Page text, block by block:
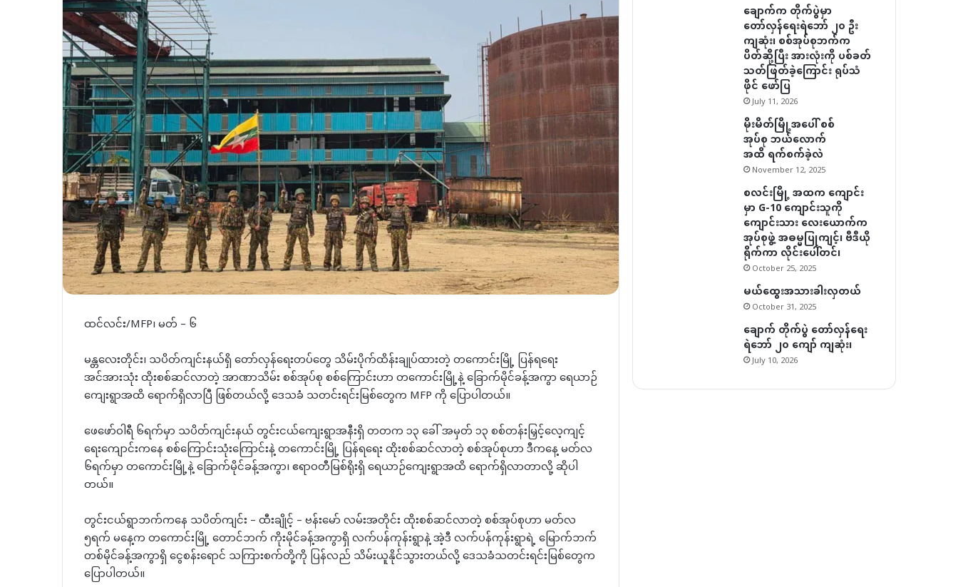
ထင်လင်း/MFP၊ မတ် – ၆
မန္တလေးတိုင်း၊ သပိတ်ကျင်းနယ်ရှိ တော်လှန်ရေးတပ်တွေ သိမ်းပိုက်ထိန်းချုပ်ထားတဲ့ တကောင်းမြို့ ပြန်ရရေး
အင်အားသုံး ထိုးစစ်ဆင်လာတဲ့ အာဏာသိမ်း စစ်အုပ်စု စစ်ကြောင်းဟာ တကောင်းမြို့နဲ့ ခြောက်မိုင်ခန့်အကွာ ရေယာဉ်
ကျေးရွာအထိ ရောက်ရှိလာပြီ ဖြစ်တယ်လို့ ဒေသခံ သတင်းရင်းမြစ်တွေက MFP ကို ပြောပါတယ်။
ဖေဖော်ဝါရီ ၆ရက်မှာ သပိတ်ကျင်းနယ် တွင်းငယ်ကျေးရွာအနီးရှိ တတက ၁၃ ခေါ် အမှတ် ၁၃ စစ်တန်းမြှင့်လေ့ကျင့်
ရေးကျောင်းကနေ စစ်ကြောင်းသုံးကြောင်းနဲ့ တကောင်းမြို့ ပြန်ရရေး ထိုးစစ်ဆင်လာတဲ့ စစ်အုပ်စုဟာ ဒီကနေ့ မတ်လ
၆ရက်မှာ တကောင်းမြို့နဲ့ ခြောက်မိုင်ခန့်အကွာ၊ ဧရာဝတီမြစ်ရိုးရှိ ရေယာဉ်ကျေးရွာအထိ ရောက်ရှိလာတာလို့ ဆိုပါ
တယ်။
တွင်းငယ်ရွာဘက်ကနေ သပိတ်ကျင်း – ထီးချိုင့် – ဗန်းမော် လမ်းအတိုင်း ထိုးစစ်ဆင်လာတဲ့ စစ်အုပ်စုဟာ မတ်လ
၅ရက် မနေ့က တကောင်းမြို့ တောင်ဘက် ကိုးမိုင်ခန့်အကွာရှိ လက်ပန်ကုန်းရွာနဲ့ အဲ့ဒီ လက်ပန်ကုန်းရွာရဲ့ မြောက်ဘက်
တစ်မိုင်ခန့်အကွာရှိ ငွေစန်းရောင် သကြားစက်တို့ကို ပြန်လည် သိမ်းယူနိုင်သွားတယ်လို့ ဒေသခံသတင်းရင်းမြစ်တွေက
ပြောပါတယ်။
ချောက်က တိုက်ပွဲမှာ
တော်လှန်ရေးရဲဘော် ၂၀ ဦး
ကျဆုံး၊ စစ်အုပ်စုဘက်က
ပိတ်ဆို့ပြီး အားလုံးကို ပစ်ခတ်
သတ်ဖြတ်ခဲ့ကြောင်း ရုပ်သံ
ဖိုင် ဖော်ပြ
July 11, 2026
မိုးမိတ်မြို့အပေါ် စစ်
အုပ်စု ဘယ်လောက်
အထိ ရက်စက်ခဲ့လဲ
November 12, 2025
စလင်းမြို့ အထက ကျောင်း
မှာ G-10 ကျောင်းသူကို
ကျောင်းသား လေးယောက်က
အုပ်စုဖွဲ့ အဓမ္မပြုကျင့်၊ ဗီဒီယို
ရိုက်ကာ လိုင်းပေါ်တင်၊
October 25, 2025
မယ်ထွေးအသားခါးလှတယ်
October 31, 2025
ချောက် တိုက်ပွဲ တော်လှန်ရေး
ရဲဘော် ၂၀ ကျော် ကျဆုံး၊
July 10, 2026